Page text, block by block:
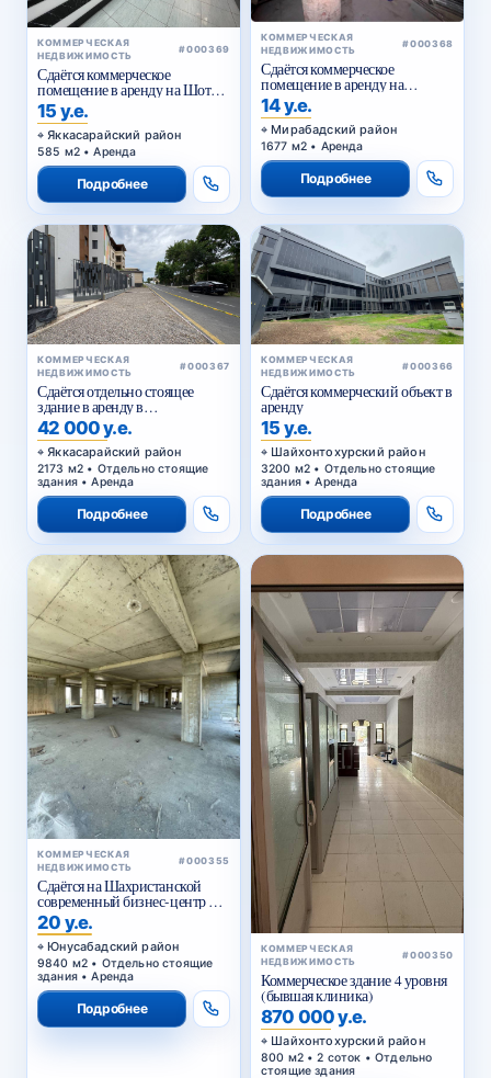
КОММЕРЧЕСКАЯ
НЕДВИЖИМОСТЬ
#000369
Сдаётся коммерческое
помещение в аренду на Шота
Руставели
15 у.е.
Яккасарайский район
585 м2 • Аренда
Подробнее
КОММЕРЧЕСКАЯ
НЕДВИЖИМОСТЬ
#000368
Сдаётся коммерческое
помещение в аренду на
Куйлюке
14 у.е.
Мирабадский район
1677 м2 • Аренда
Подробнее
КОММЕРЧЕСКАЯ
НЕДВИЖИМОСТЬ
#000367
Сдаётся отдельно стоящее
здание в аренду в
Яккасарайском районе
42 000 у.е.
Яккасарайский район
2173 м2 • Отдельно стоящие
здания • Аренда
Подробнее
КОММЕРЧЕСКАЯ
НЕДВИЖИМОСТЬ
#000366
Сдаётся коммерческий объект в
аренду
15 у.е.
Шайхонтохурский район
3200 м2 • Отдельно стоящие
здания • Аренда
Подробнее
КОММЕРЧЕСКАЯ
НЕДВИЖИМОСТЬ
#000355
Сдаётся на Шахристанской
современный бизнес-центр в
аренду
20 у.е.
Юнусабадский район
9840 м2 • Отдельно стоящие
здания • Аренда
Подробнее
КОММЕРЧЕСКАЯ
НЕДВИЖИМОСТЬ
#000350
Коммерческое здание 4 уровня
(бывшая клиника)
870 000 у.е.
Шайхонтохурский район
800 м2 • 2 соток • Отдельно
стоящие здания